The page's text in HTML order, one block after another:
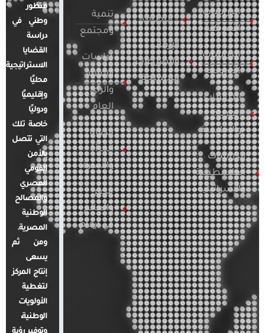
الدراسات
الأمريكية
الدراسات
الأوروبية
الدراسات
العربية
والإقليمية
الدراسات
الفلسطينية
والإسرائيلية
التطرف
الإرهاب
والصراعات
المسلحة
تنمية
ومجتمع
دراسات
الإعلام
والرأي
العام
قضايا
المرأة
والأسرة
مصر
والعالم
في أرقام
منظور
وطني في
دراسة
القضايا
الاستراتيجية
محليًا
وإقليميًا
ودوليًا
خاصة تلك
التي تتصل
بالأمن
القومي
المصري
والمصالح
الوطنية
المصرية.
ومن ثم
يسعى
إنتاج المركز
لتغطية
الأولويات
الوطنية،